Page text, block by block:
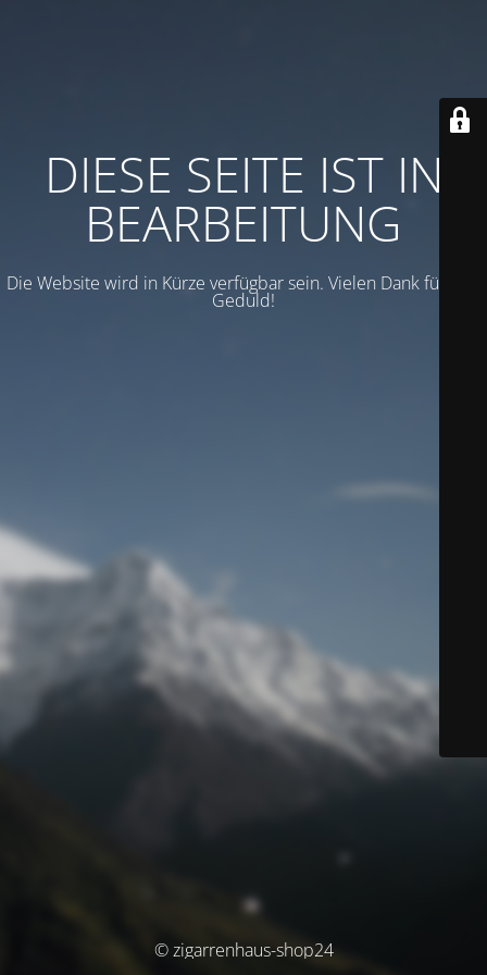
DIESE SEITE IST IN
BEARBEITUNG
Die Website wird in Kürze verfügbar sein. Vielen Dank für Ihre
Geduld!
© zigarrenhaus-shop24